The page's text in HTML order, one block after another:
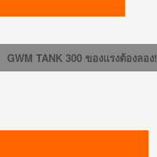
GWM TANK 300 ของแรงต้องลอง!